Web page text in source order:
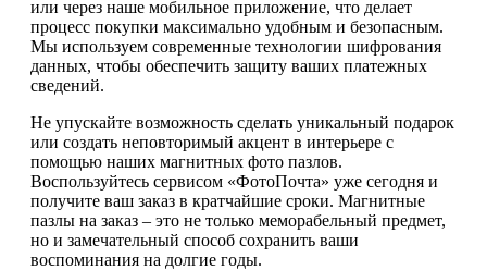
или через наше мобильное приложение, что делает
процесс покупки максимально удобным и безопасным.
Мы используем современные технологии шифрования
данных, чтобы обеспечить защиту ваших платежных
сведений.
Не упускайте возможность сделать уникальный подарок
или создать неповторимый акцент в интерьере с
помощью наших магнитных фото пазлов.
Воспользуйтесь сервисом «ФотоПочта» уже сегодня и
получите ваш заказ в кратчайшие сроки. Магнитные
пазлы на заказ – это не только меморабельный предмет,
но и замечательный способ сохранить ваши
воспоминания на долгие годы.